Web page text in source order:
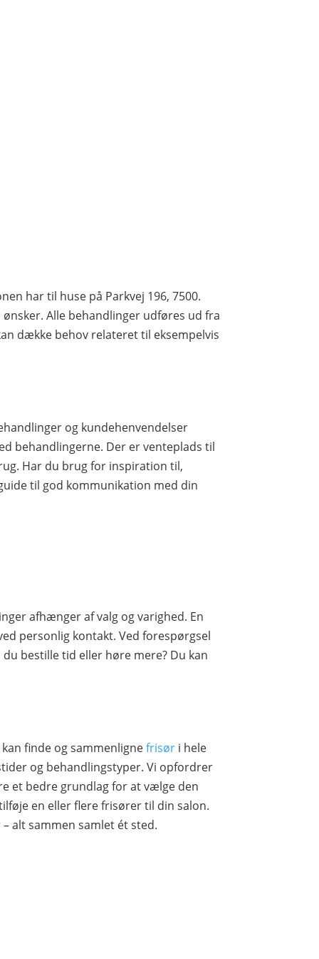
har til huse på Parkvej 196, 7500.
Alle behandlinger udføres ud fra
dække behov relateret til eksempelvis
og kundehenvendelser
behandlingerne. Der er venteplads til
Har du brug for inspiration til,
til god kommunikation med din
afhænger af valg og varighed. En
personlig kontakt. Ved forespørgsel
bestille tid eller høre mere? Du kan
finde og sammenlignefrisør i hele
og behandlingstyper. Vi opfordrer
et bedre grundlag for at vælge den
en eller flere frisører til din salon.
alt sammen samlet ét sted.